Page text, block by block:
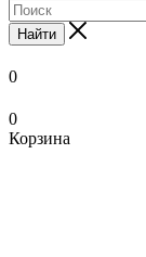
Найти
0
0
Корзина